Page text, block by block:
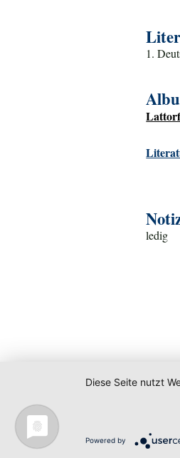
1.
ledig
Diese Seite nutzt
Powered by